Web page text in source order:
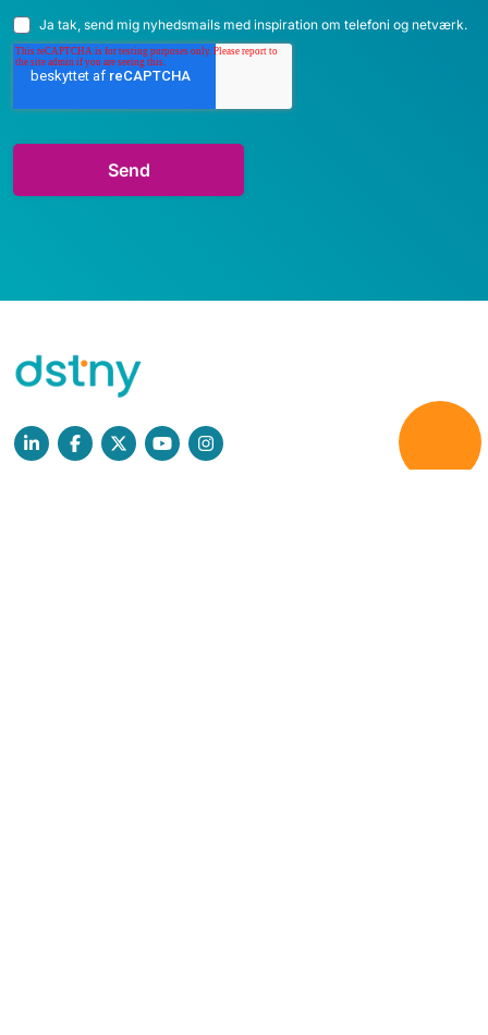
Ja tak, send mig nyhedsmails med inspiration om telefoni og netværk.